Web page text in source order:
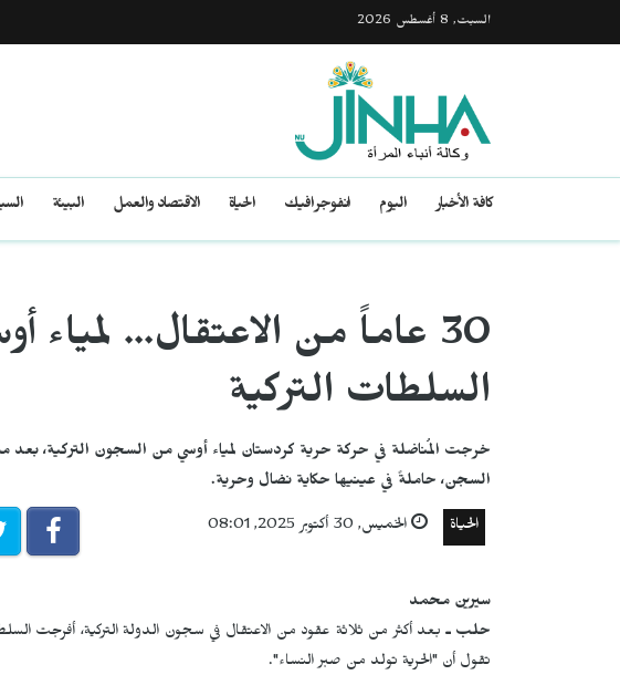
السبت, 8 أغسطس 2026
كافة الأخبار اليوم انفوجرافيك الحياة الاقتصاد والعمل البيئة
30 عاماً من الاعتقال...
السلطات التركية
السجن، حاملةً في عينيها حكاية نضال وحرية.
الحياة الخميس, 30 أكتوبر 2025, 08:01
سيرين محمد
حلب ـ بعد أكثر من ثلاثة عقود من الاعتقال في سجون الدولة التركية، أفرجت
تقول أن "الحرية تولد من صبر النساء".